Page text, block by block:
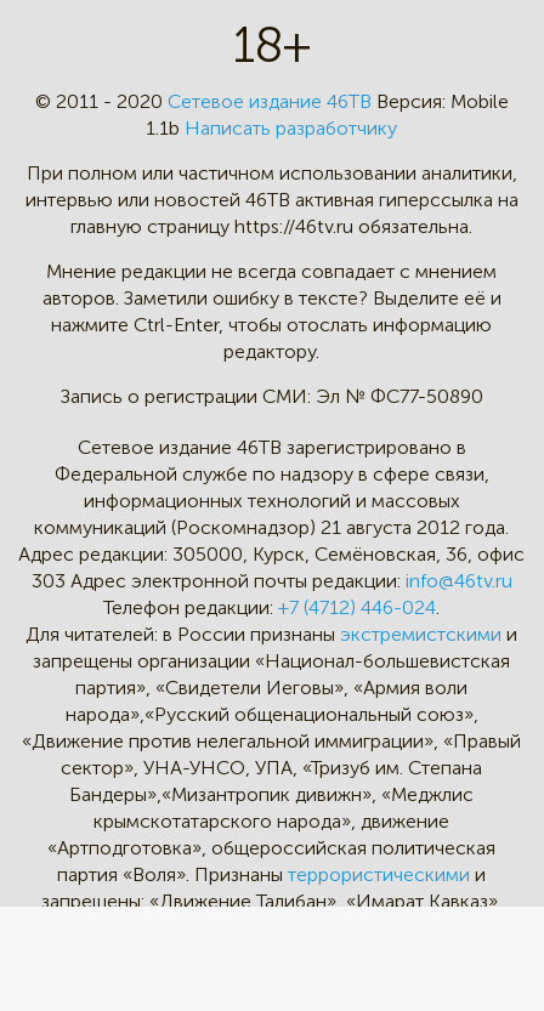
18+
© 2011 - 2020 Сетевое издание 46ТВ Версия: Mobile
1.1b Написать разработчику
При полном или частичном использовании аналитики,
интервью или новостей 46TB активная гиперссылка на
главную страницу https://46tv.ru обязательна.
Мнение редакции не всегда совпадает с мнением
авторов. Заметили ошибку в тексте? Выделите её и
нажмите Ctrl-Enter, чтобы отослать информацию
редактору.
Запись о регистрации СМИ: Эл № ФС77-50890
Сетевое издание 46ТВ зарегистрировано в
Федеральной службе по надзору в сфере связи,
информационных технологий и массовых
коммуникаций (Роскомнадзор) 21 августа 2012 года.
Адрес редакции: 305000, Курск, Семёновская, 36, офис
303 Адрес электронной почты редакции: info@46tv.ru
Телефон редакции: +7 (4712) 446-024.
Для читателей: в России признаныэкстремистскими и
запрещены организации «Национал-большевистская
партия», «Свидетели Иеговы», «Армия воли
народа»,«Русский общенациональный союз»,
«Движение против нелегальной иммиграции», «Правый
сектор», УНА-УНСО, УПА, «Тризуб им. Степана
Бандеры»,«Мизантропик дивижн», «Меджлис
крымскотатарского народа», движение
«Артподготовка», общероссийская политическая
партия «Воля». Признанытеррористическими и
запрещены: «Движение Талибан», «Имарат Кавказ»,